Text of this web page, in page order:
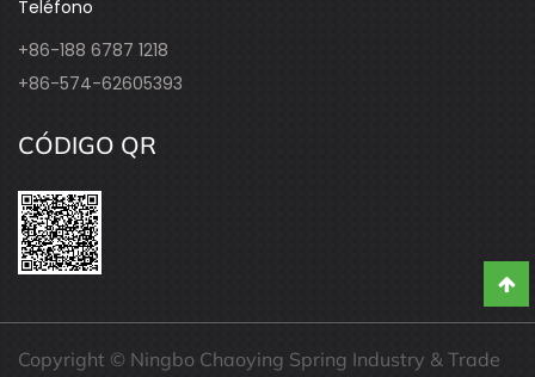
Teléfono
+86-188 6787 1218
+86-574-62605393
CÓDIGO QR
Copyright © Ningbo Chaoying Spring Industry & Trade